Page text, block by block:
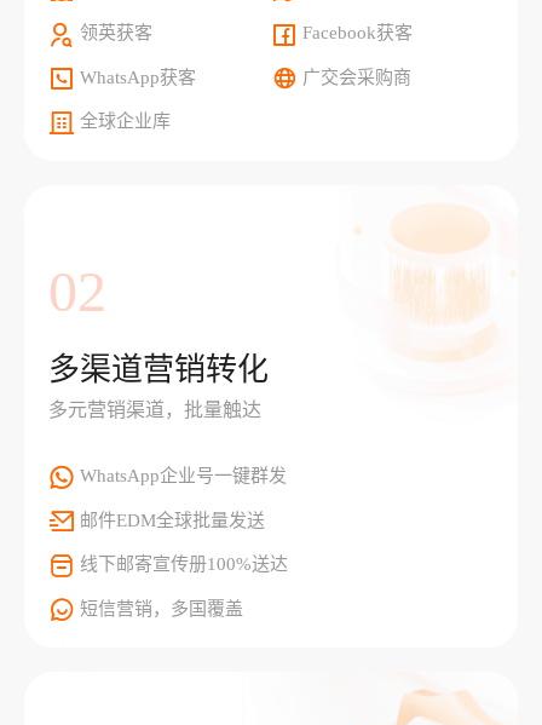
领英获客 Facebook获客
WhatsApp获客 广交会采购商
全球企业库
02
多渠道营销转化
多元营销渠道，批量触达
WhatsApp企业号一键群发
邮件EDM全球批量发送
线下邮寄宣传册100%送达
短信营销，多国覆盖